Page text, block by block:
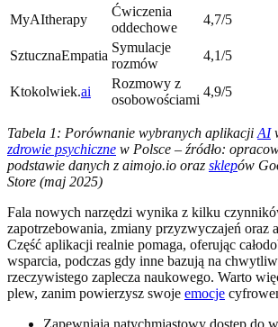
MyAItherapy
Ćwiczenia
oddechowe
4,7/5
SztucznaEmpatia
Symulacje
rozmów
4,1/5
Ktokolwiek.ai
Rozmowy z
osobowościami
4,9/5
Tabela 1: Porównanie wybranych aplikacji AI
zdrowie psychiczne w Polsce – źródło:
podstawie danych z aimojo.io oraz sklepów
Store (maj 2025)
Fala nowych narzędzi wynika z kilku
zapotrzebowania, zmiany przyzwyczajeń oraz
Część aplikacji realnie pomaga, oferując
wsparcia, podczas gdy inne bazują na
rzeczywistego zaplecza naukowego. Warto
plew, zanim powierzysz swoje emocje
Zapewniają natychmiastowy dostęp do